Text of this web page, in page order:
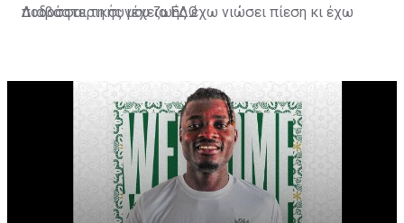
ποδοσφαιρικής μου ζωής έχω νιώσει πίεση κι έχω
Διαβάστε τη συνέχειαΕΔΩ